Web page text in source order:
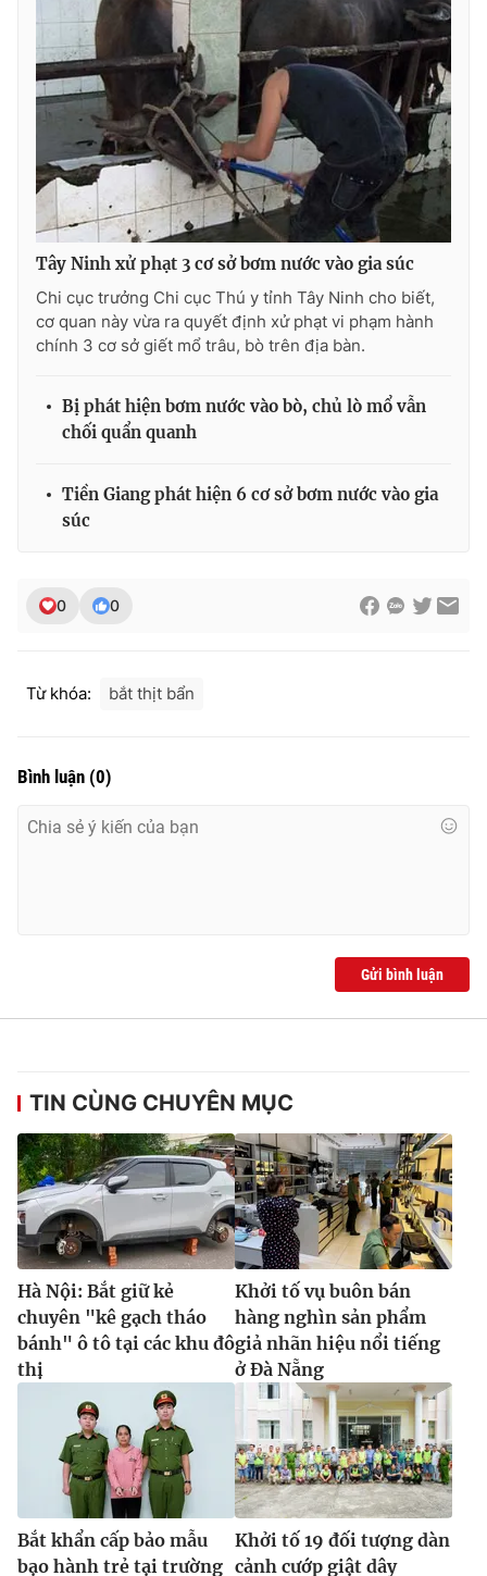
THỜI BÁO VTV
Theo dõi báo trên
Cơ quan chủ quản:Đài Truyền hình Việt Nam
Cơ quan báo chí:Thời báo VTV
Giấy phép hoạt động báo in và báo điện tử số 483/GP-BTTTT
cấp ngày 29/12/2023
Phó Tổng Biên tập:Nguyễn Thị Mỹ Hạnh, Phạm Quốc Thắng,
Nguyễn Trọng Ninh
Ðiện thoại Thời báo VTV: 024.66 897 897
Email:toasoan@vtv.vn
Tây Ninh xử phạt 3 cơ sở bơm nước vào gia súc
Chi cục trưởng Chi cục Thú y tỉnh Tây Ninh cho biết,
cơ quan này vừa ra quyết định xử phạt vi phạm hành
chính 3 cơ sở giết mổ trâu, bò trên địa bàn.
Bị phát hiện bơm nước vào bò, chủ lò mổ vẫn
chối quẩn quanh
Tiền Giang phát hiện 6 cơ sở bơm nước vào gia
súc
0 0
Từ khóa: bắt thịt bẩn
Bình luận (0)
Gửi bình luận
TIN CÙNG CHUYÊN MỤC
Hà Nội: Bắt giữ kẻ
chuyên "kê gạch tháo
bánh" ô tô tại các khu đô
thị
Khởi tố vụ buôn bán
hàng nghìn sản phẩm
giả nhãn hiệu nổi tiếng
ở Đà Nẵng
Bắt khẩn cấp bảo mẫu
bạo hành trẻ tại trường
Khởi tố 19 đối tượng dàn
cảnh cướp giật dây